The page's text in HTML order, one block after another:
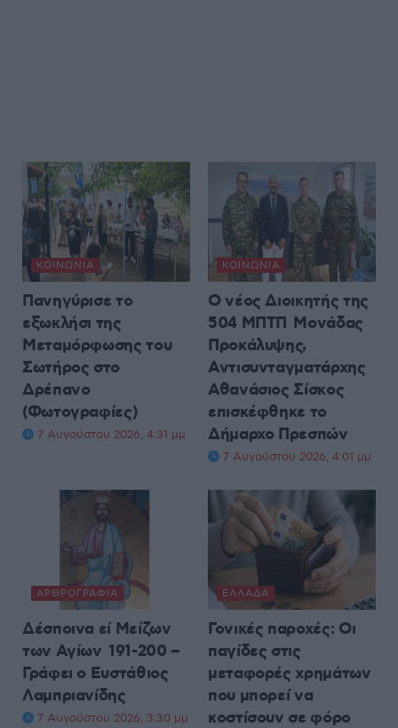
ΚΟΙΝΩΝΊΑ
Πανηγύρισε το
εξωκλήσι της
Μεταμόρφωσης του
Σωτήρος στο
Δρέπανο
(Φωτογραφίες)
7 Αυγούστου 2026, 4:31 μμ
ΚΟΙΝΩΝΊΑ
Ο νέος Διοικητής της
504 ΜΠΤΠ Μονάδας
Προκάλυψης,
Αντισυνταγματάρχης
Αθανάσιος Σίσκος
επισκέφθηκε το
Δήμαρχο Πρεσπών
7 Αυγούστου 2026, 4:01 μμ
ΑΡΘΡΟΓΡΑΦΊΑ
Δέσποινα εί Μείζων
των Αγίων 191-200 –
Γράφει ο Ευστάθιος
Λαμπριανίδης
7 Αυγούστου 2026, 3:30 μμ
ΕΛΛΆΔΑ
Γονικές παροχές: Οι
παγίδες στις
μεταφορές χρημάτων
που μπορεί να
κοστίσουν σε φόρο